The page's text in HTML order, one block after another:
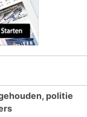
politie